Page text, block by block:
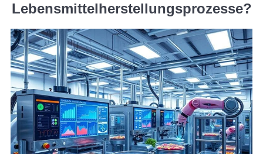
Lebensmittelherstellungsprozesse?